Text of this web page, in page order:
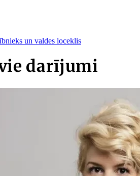
un valdes loceklis
darījumi